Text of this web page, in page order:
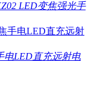
LED变焦强光手
电LED直充远射电